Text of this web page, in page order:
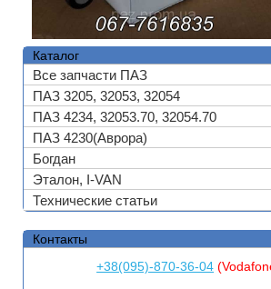
Каталог
Все запчасти ПАЗ
ПАЗ 3205, 32053, 32054
ПАЗ 4234, 32053.70, 32054.70
ПАЗ 4230(Аврора)
Богдан
Эталон, I-VAN
Технические статьи
Контакты
+38(095)-870-36-04